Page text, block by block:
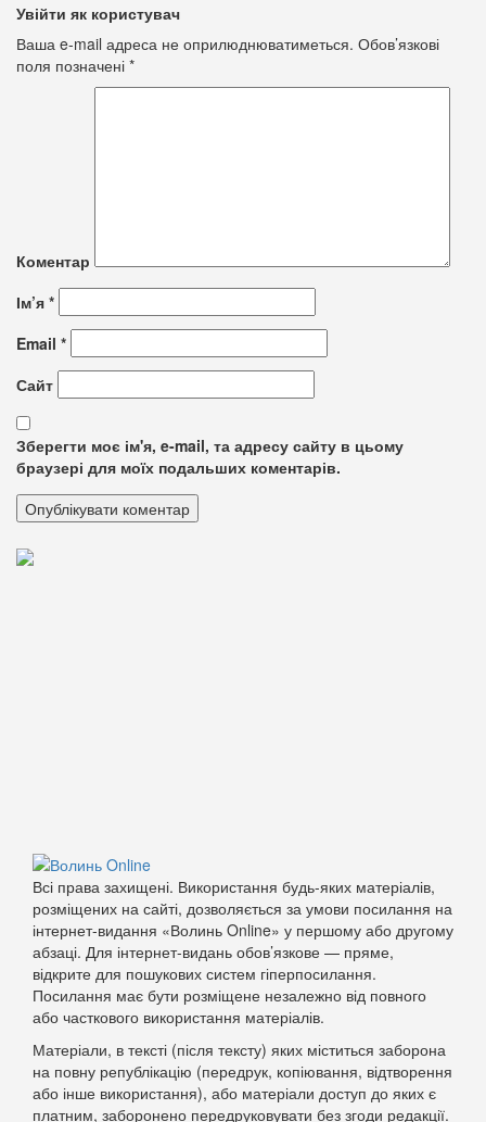
Увійти як користувач
Ваша e-mail адреса не оприлюднюватиметься. Обов’язкові
поля позначені *
Коментар
Ім’я *
Email *
Сайт
Зберегти моє ім'я, e-mail, та адресу сайту в цьому
браузері для моїх подальших коментарів.
Всі права захищені. Використання будь-яких матеріалів,
розміщених на сайті, дозволяється за умови посилання на
інтернет-видання «Волинь Online» у першому або другому
абзаці. Для інтернет-видань обов’язкове — пряме,
відкрите для пошукових систем гіперпосилання.
Посилання має бути розміщене незалежно від повного
або часткового використання матеріалів.
Матеріали, в тексті (після тексту) яких міститься заборона
на повну републікацію (передрук, копіювання, відтворення
або інше використання), або матеріали доступ до яких є
платним, заборонено передруковувати без згоди редакції.